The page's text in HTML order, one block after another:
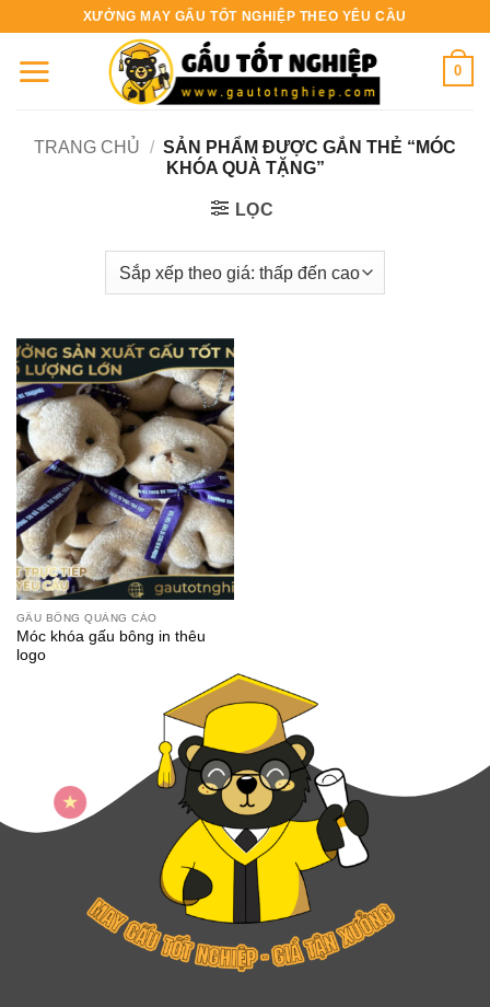
nội
XƯỞNG MAY GẤU TỐT NGHIỆP THEO YÊU CẦU
0
TRANG CHỦ / SẢN PHẨM ĐƯỢC GẮN THẺ “MÓC
KHÓA QUÀ TẶNG”
LỌC
GẤU BÔNG QUẢNG CÁO
Móc khóa gấu bông in thêu
logo